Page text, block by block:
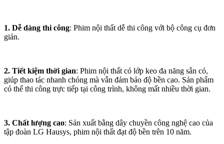
1. Dễ dàng thi công: Phim nội thất dễ thi công với bộ công cụ đơn
giản.
2. Tiết kiệm thời gian: Phim nội thất có lớp keo đa năng sẵn có,
giúp thao tác nhanh chóng mà vẫn đảm bảo độ bền cao. Sản phẩm
có thể thi công trực tiếp tại công trình, không mất nhiều thời gian.
3. Chất lượng cao: Sản xuất bằng dây chuyền công nghệ cao của
tập đoàn LG Hausys, phim nội thất đạt độ bền trên 10 năm.